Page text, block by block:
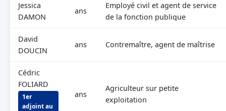
Jessica
DAMON
ans
Employé civil et agent de service
de la fonction publique
David
DOUCIN
ans Contremaître, agent de maîtrise
Cédric
FOLIARD
1er
adjoint au
ans
Agriculteur sur petite
exploitation